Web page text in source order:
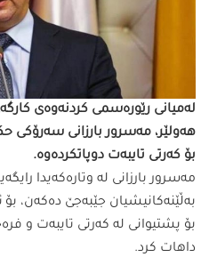
لەمیانی رێورەسمی كردنەوەی
هەولێر، مەسرور بارزانی سەرۆكی
بۆ كەرتی تایبەت دوپاتكردەوە.
مەسرور بارزانی لە وتارەكەیدا
بەڵێنەكانیشیان جێبەجێ دەكەن، بۆ
بۆ پشتیوانی لە كەرتی تایبەت و
داهات كرد.